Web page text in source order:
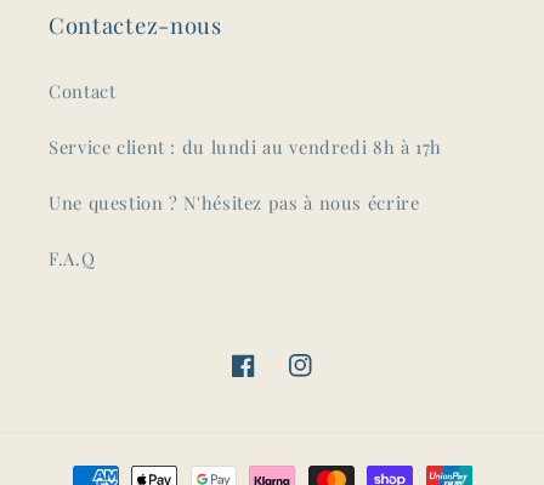
Contactez-nous
Contact
Service client : du lundi au vendredi 8h à 17h
Une question ? N'hésitez pas à nous écrire
F.A.Q
FacebookInstagram
Moyens